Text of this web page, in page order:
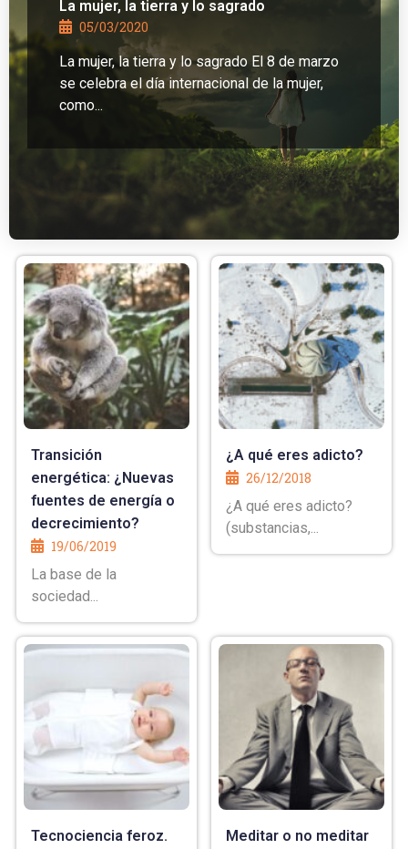
La mujer, la tierra y lo sagrado
05/03/2020
La mujer, la tierra y lo sagrado El 8 de marzo
se celebra el día internacional de la mujer,
como...
Transición
energética: ¿Nuevas
fuentes de energía o
decrecimiento?
19/06/2019
La base de la
sociedad...
¿A qué eres adicto?
26/12/2018
¿A qué eres adicto?
(substancias,...
Tecnociencia feroz.
Meditar o no meditar